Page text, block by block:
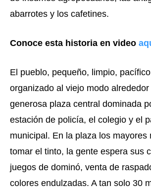
abarrotes y los cafetines.
Conoce esta historia en video
El pueblo, pequeño, limpio,
organizado al viejo modo
generosa plaza central dominada
estación de policía, el colegio y el
municipal. En la plaza los mayores
tomar el tinto, la gente espera sus
juegos de dominó, venta de
colores endulzadas. A tan solo 30